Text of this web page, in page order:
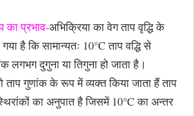
का प्रभाव-अभिक्रिया का वेग ताप वृद्धि के
है कि सामान्यतः 10°C ताप वद्धि से
लगभग दुगुना या तिगुना हो जाता है।
के रूप में व्यक्त किया जाता हैं ताप
का अनुपात है जिसमें 10°C का अन्तर